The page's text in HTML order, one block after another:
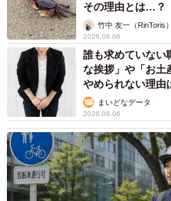
その理由とは…？
竹中 友一（RinToris）
2026.08.06
誰も求めていない
な挨拶」や「お
やめられない理由
まいどなデータ
2026.08.06